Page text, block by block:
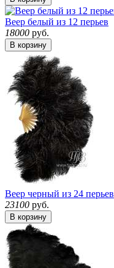
Веер белый из 12 перьев
18000 руб.
В корзину
Веер черный из 24 перьев
23100 руб.
В корзину